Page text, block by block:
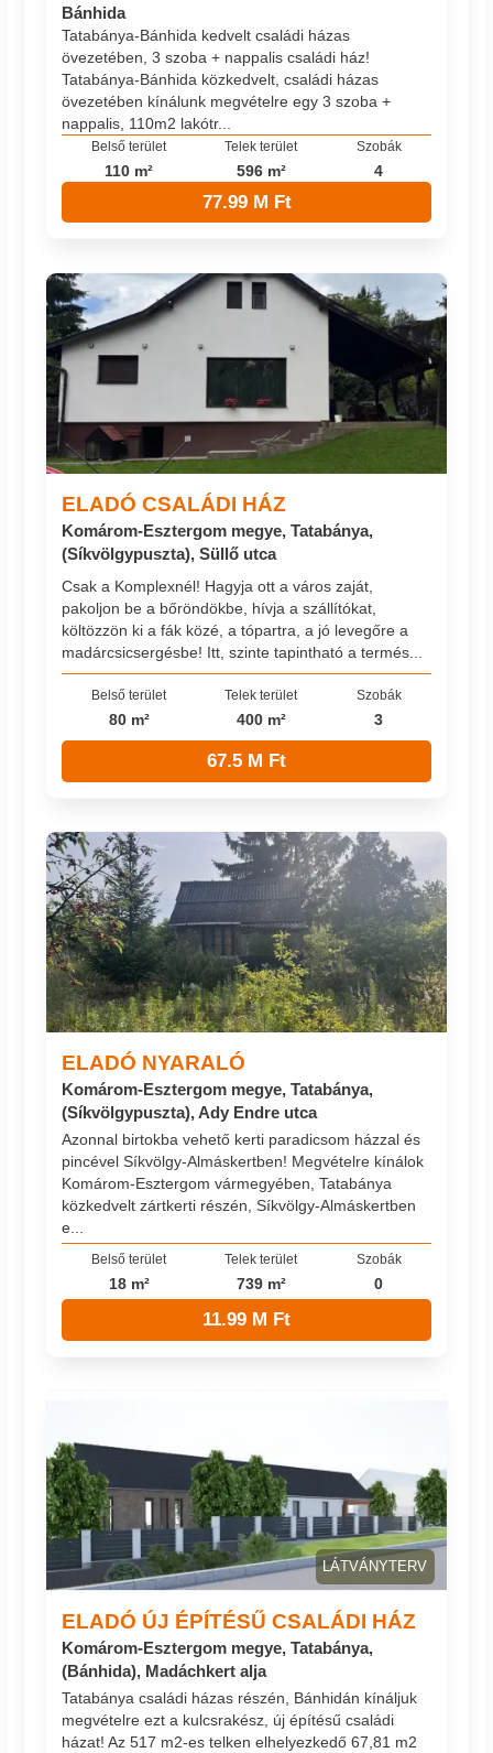
Bánhida
Tatabánya-Bánhida kedvelt családi házas
övezetében, 3 szoba + nappalis családi ház!
Tatabánya-Bánhida közkedvelt, családi házas
övezetében kínálunk megvételre egy 3 szoba +
nappalis, 110m2 lakótr...
Belső terület
110 m²
Telek terület
596 m²
Szobák
4
77.99 M Ft
ELADÓ CSALÁDI HÁZ
Komárom-Esztergom megye, Tatabánya,
(Síkvölgypuszta), Süllő utca
Csak a Komplexnél! Hagyja ott a város zaját,
pakoljon be a bőröndökbe, hívja a szállítókat,
költözzön ki a fák közé, a tópartra, a jó levegőre a
madárcsicsergésbe! Itt, szinte tapintható a termés...
Belső terület
80 m²
Telek terület
400 m²
Szobák
3
67.5 M Ft
ELADÓ NYARALÓ
Komárom-Esztergom megye, Tatabánya,
(Síkvölgypuszta), Ady Endre utca
Azonnal birtokba vehető kerti paradicsom házzal és
pincével Síkvölgy-Almáskertben! Megvételre kínálok
Komárom-Esztergom vármegyében, Tatabánya
közkedvelt zártkerti részén, Síkvölgy-Almáskertben
e...
Belső terület
18 m²
Telek terület
739 m²
Szobák
0
11.99 M Ft
LÁTVÁNYTERV
ELADÓ ÚJ ÉPÍTÉSŰ CSALÁDI HÁZ
Komárom-Esztergom megye, Tatabánya,
(Bánhida), Madáchkert alja
Tatabánya családi házas részén, Bánhidán kínáljuk
megvételre ezt a kulcsrakész, új építésű családi
házat! Az 517 m2-es telken elhelyezkedő 67,81 m2